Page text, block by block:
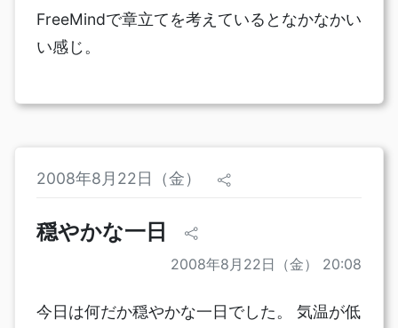
FreeMindで章立てを考えているとなかなかい
い感じ。
2008年8月22日（金）
穏やかな一日
2008年8月22日（金） 20:08
今日は何だか穏やかな一日でした。 気温が低